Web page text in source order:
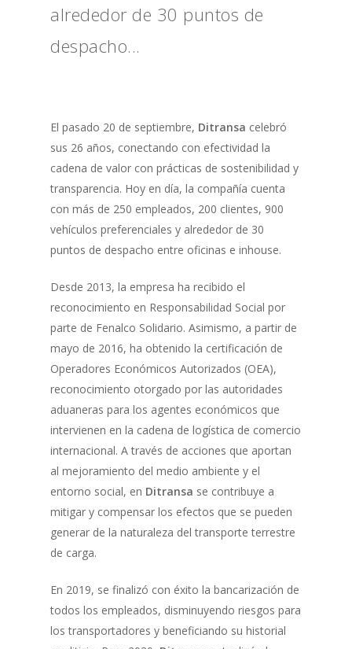
alrededor de 30 puntos de
despacho...
El pasado 20 de septiembre, Ditransa celebró
sus 26 años, conectando con efectividad la
cadena de valor con prácticas de sostenibilidad y
transparencia. Hoy en día, la compañía cuenta
con más de 250 empleados, 200 clientes, 900
vehículos preferenciales y alrededor de 30
puntos de despacho entre oficinas e inhouse.
Desde 2013, la empresa ha recibido el
reconocimiento en Responsabilidad Social por
parte de Fenalco Solidario. Asimismo, a partir de
mayo de 2016, ha obtenido la certificación de
Operadores Económicos Autorizados (OEA),
reconocimiento otorgado por las autoridades
aduaneras para los agentes económicos que
intervienen en la cadena de logística de comercio
internacional. A través de acciones que aportan
al mejoramiento del medio ambiente y el
entorno social, en Ditransa se contribuye a
mitigar y compensar los efectos que se pueden
generar de la naturaleza del transporte terrestre
de carga.
En 2019, se finalizó con éxito la bancarización de
todos los empleados, disminuyendo riesgos para
los transportadores y beneficiando su historial